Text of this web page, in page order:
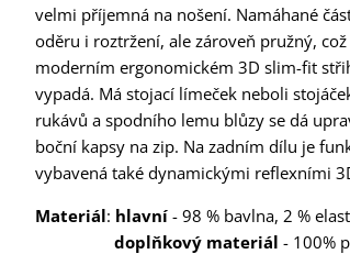
velmi příjemná na nošení. Namáhané
oděru i roztržení, ale zároveň pružný,
moderním ergonomickém 3D slim-fit
vypadá. Má stojací límeček neboli
rukávů a spodního lemu blůzy se dá
boční kapsy na zip. Na zadním dílu je
vybavená také dynamickými reflexními
Materiál: hlavní - 98 % bavlna, 2 %
doplňkový materiál - 100%